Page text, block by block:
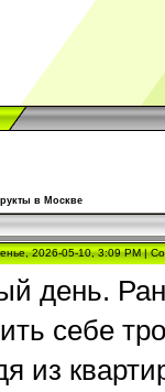
в Москве
2026-05-10, 3:09 PM |
день.
себе
из